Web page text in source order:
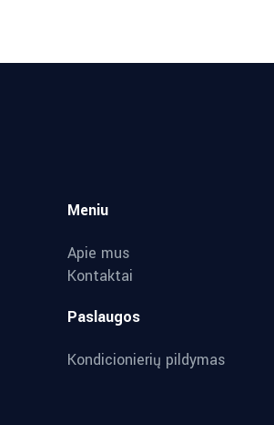
Meniu
Apie mus
Kontaktai
Paslaugos
Kondicionierių pildymas